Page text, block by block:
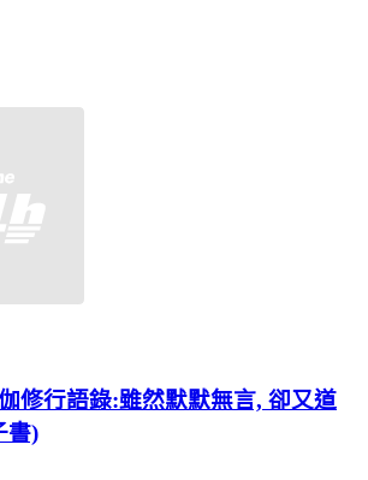
修行語錄:雖然默默無言, 卻又道
書)